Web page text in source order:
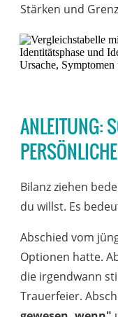
Stärken und
ANLEITUNG:
Bilanz ziehen
du willst. Es
Abschied vom
Optionen hatte.
die irgendwann
Trauerfeier.